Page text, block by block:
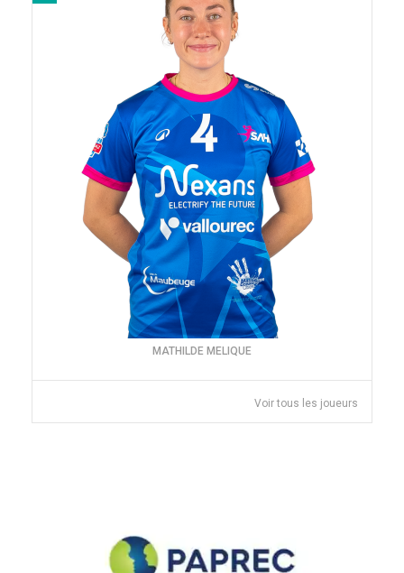
MATHILDE MELIQUE
Voir tous les joueurs